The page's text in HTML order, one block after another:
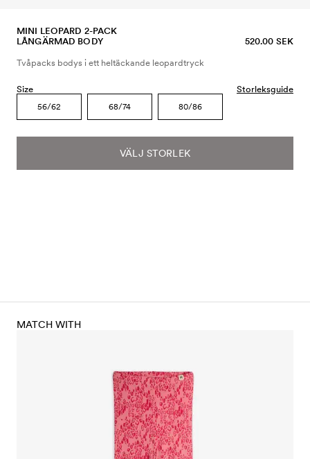
MINI LEOPARD 2-PACK
LÅNGÄRMAD BODY
520.00 SEK
Tvåpacks bodys i ett heltäckande leopardtryck
Size Storleksguide
56/62 68/74 80/86
VÄLJ STORLEK
MATCH WITH